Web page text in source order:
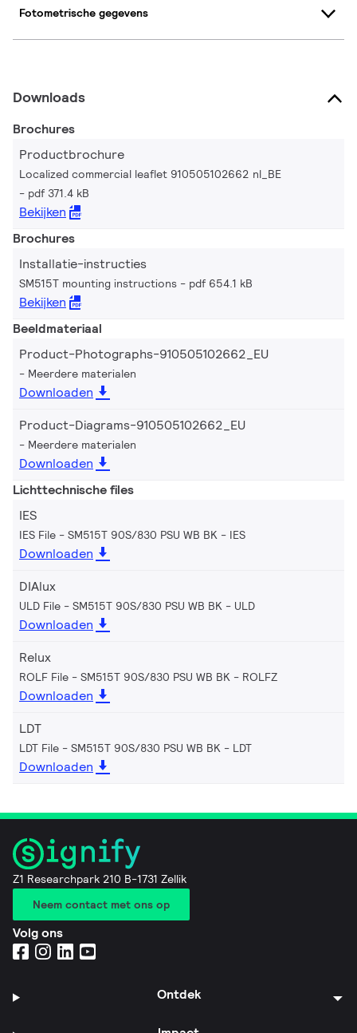
Fotometrische gegevens
Downloads
Brochures
Productbrochure
Localized commercial leaflet 910505102662 nl_BE
pdf 371.4 kB
Bekijken
Brochures
Installatie-instructies
SM515T mounting instructions pdf 654.1 kB
Bekijken
Beeldmateriaal
Product-Photographs-910505102662_EU
Meerdere materialen
Downloaden
Product-Diagrams-910505102662_EU
Meerdere materialen
Downloaden
Lichttechnische files
IES
IES File - SM515T 90S/830 PSU WB BK IES
Downloaden
DIAlux
ULD File - SM515T 90S/830 PSU WB BK ULD
Downloaden
Relux
ROLF File - SM515T 90S/830 PSU WB BK ROLFZ
Downloaden
LDT
LDT File - SM515T 90S/830 PSU WB BK LDT
Downloaden
Z1 Researchpark 210 B-1731 Zellik
Neem contact met ons op
Volg ons
Ontdek